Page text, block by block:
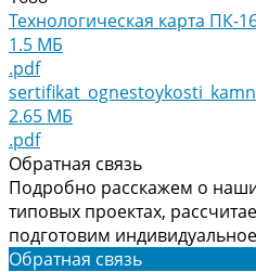
Технологическая карта ПК-
1.5 МБ
.pdf
2.65 МБ
.pdf
Обратная связь
Подробно расскажем о
типовых проектах,
подготовим
Обратная связь